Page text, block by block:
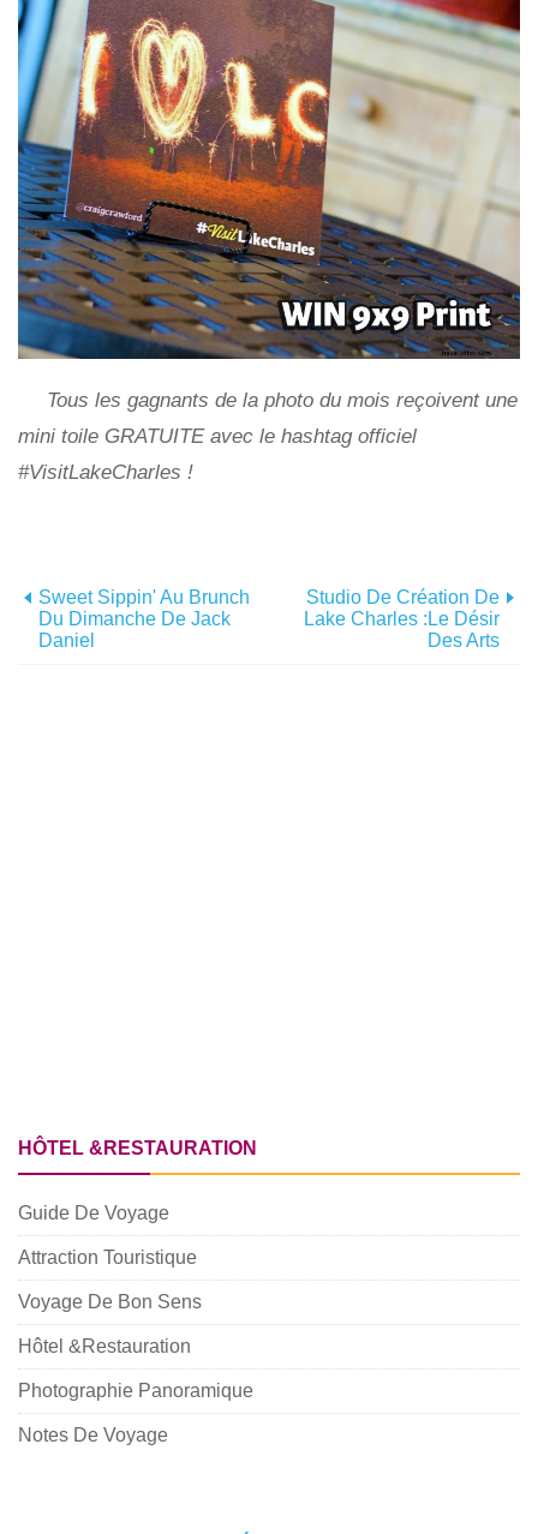
Tous les gagnants de la photo du mois reçoivent une
mini toile GRATUITE avec le hashtag officiel
#VisitLakeCharles !
Sweet Sippin' Au Brunch
Du Dimanche De Jack
Daniel
Studio De Création De
Lake Charles :le Désir
Des Arts
HÔTEL &RESTAURATION
Guide De Voyage
Attraction Touristique
Voyage De Bon Sens
Hôtel &Restauration
Photographie Panoramique
Notes De Voyage